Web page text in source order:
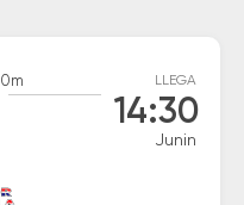
LLEGA
14:30
Junin